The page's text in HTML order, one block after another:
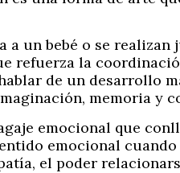
a un bebé o se
refuerza la
de un desarrollo
memoria y
emocional que
emocional cuando
el poder